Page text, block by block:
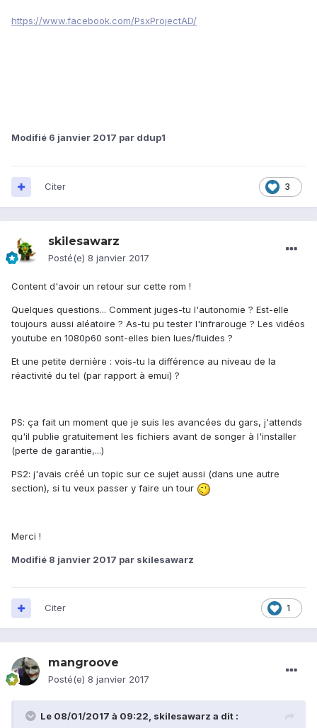
https://www.facebook.com/PsxProjectAD/
Modifié 6 janvier 2017 par ddup1
3
Citer
skilesawarz
Posté(e) 8 janvier 2017
Content d'avoir un retour sur cette rom !
Quelques questions... Comment juges-tu l'autonomie ? Est-elle
toujours aussi aléatoire ? As-tu pu tester l'infrarouge ? Les vidéos
youtube en 1080p60 sont-elles bien lues/fluides ?
Et une petite dernière : vois-tu la différence au niveau de la
réactivité du tel (par rapport à emui) ?
PS: ça fait un moment que je suis les avancées du gars, j'attends
qu'il publie gratuitement les fichiers avant de songer à l'installer
(perte de garantie,...)
PS2: j'avais créé un topic sur ce sujet aussi (dans une autre
section), si tu veux passer y faire un tour
Merci !
Modifié 8 janvier 2017 par skilesawarz
1
Citer
mangroove
Posté(e) 8 janvier 2017
Le 08/01/2017 à 09:22, skilesawarz a dit :